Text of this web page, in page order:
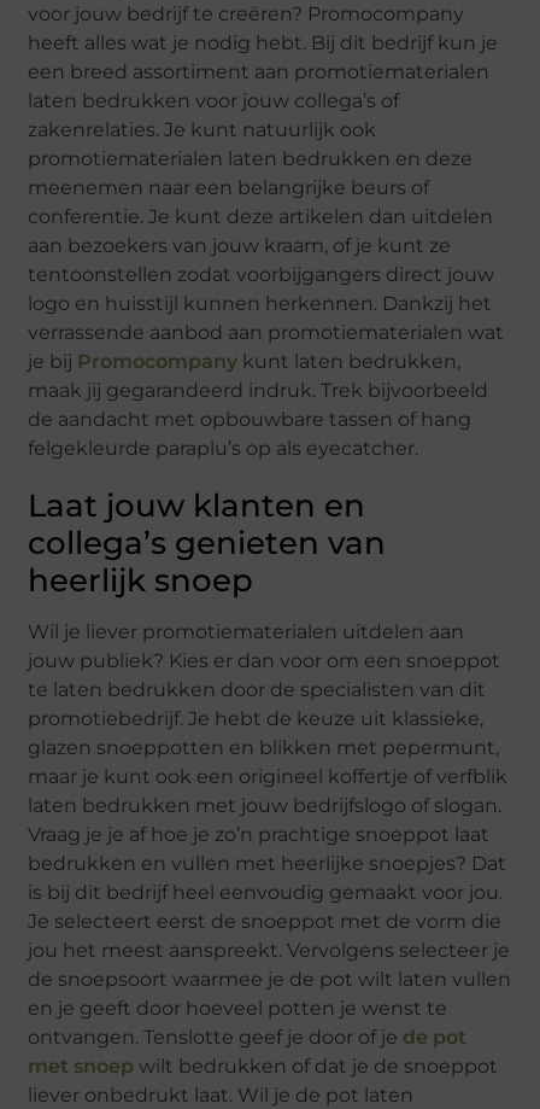
voor jouw bedrijf te creëren? Promocompany
heeft alles wat je nodig hebt. Bij dit bedrijf kun je
een breed assortiment aan promotiematerialen
laten bedrukken voor jouw collega’s of
zakenrelaties. Je kunt natuurlijk ook
promotiematerialen laten bedrukken en deze
meenemen naar een belangrijke beurs of
conferentie. Je kunt deze artikelen dan uitdelen
aan bezoekers van jouw kraam, of je kunt ze
tentoonstellen zodat voorbijgangers direct jouw
logo en huisstijl kunnen herkennen. Dankzij het
verrassende aanbod aan promotiematerialen wat
je bij Promocompany kunt laten bedrukken,
maak jij gegarandeerd indruk. Trek bijvoorbeeld
de aandacht met opbouwbare tassen of hang
felgekleurde paraplu’s op als eyecatcher.
Laat jouw klanten en
collega’s genieten van
heerlijk snoep
Wil je liever promotiematerialen uitdelen aan
jouw publiek? Kies er dan voor om een snoeppot
te laten bedrukken door de specialisten van dit
promotiebedrijf. Je hebt de keuze uit klassieke,
glazen snoeppotten en blikken met pepermunt,
maar je kunt ook een origineel koffertje of verfblik
laten bedrukken met jouw bedrijfslogo of slogan.
Vraag je je af hoe je zo’n prachtige snoeppot laat
bedrukken en vullen met heerlijke snoepjes? Dat
is bij dit bedrijf heel eenvoudig gemaakt voor jou.
Je selecteert eerst de snoeppot met de vorm die
jou het meest aanspreekt. Vervolgens selecteer je
de snoepsoort waarmee je de pot wilt laten vullen
en je geeft door hoeveel potten je wenst te
ontvangen. Tenslotte geef je door of je de pot
met snoep wilt bedrukken of dat je de snoeppot
liever onbedrukt laat. Wil je de pot laten